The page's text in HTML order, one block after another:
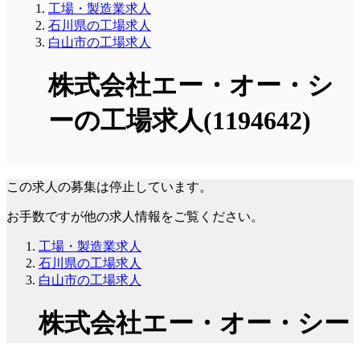
工場・製造業求人
石川県の工場求人
白山市の工場求人
株式会社エー・オー・シ
ーの工場求人(1194642)
この求人の募集は停止しています。
お手数ですが他の求人情報をご覧ください。
工場・製造業求人
石川県の工場求人
白山市の工場求人
株式会社エー・オー・シー